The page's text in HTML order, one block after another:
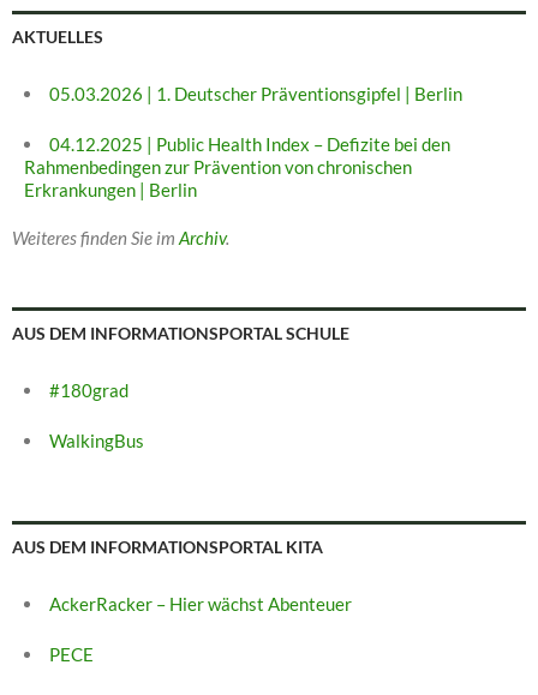
AKTUELLES
05.03.2026 | 1. Deutscher Präventionsgipfel | Berlin
04.12.2025 | Public Health Index – Defizite bei den
Rahmenbedingen zur Prävention von chronischen
Erkrankungen | Berlin
Weiteres finden Sie im Archiv.
AUS DEM INFORMATIONSPORTAL SCHULE
#180grad
WalkingBus
AUS DEM INFORMATIONSPORTAL KITA
AckerRacker – Hier wächst Abenteuer
PECE